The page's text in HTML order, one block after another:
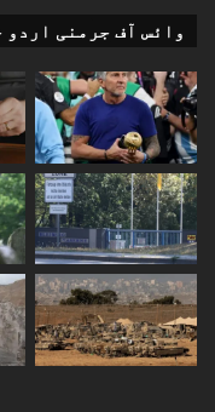
وائس آف جرمنی اردو